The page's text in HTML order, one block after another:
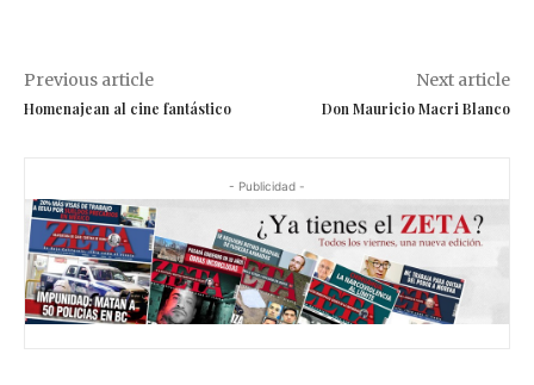
Previous article
Homenajean al cine fantástico
Next article
Don Mauricio Macri Blanco
- Publicidad -